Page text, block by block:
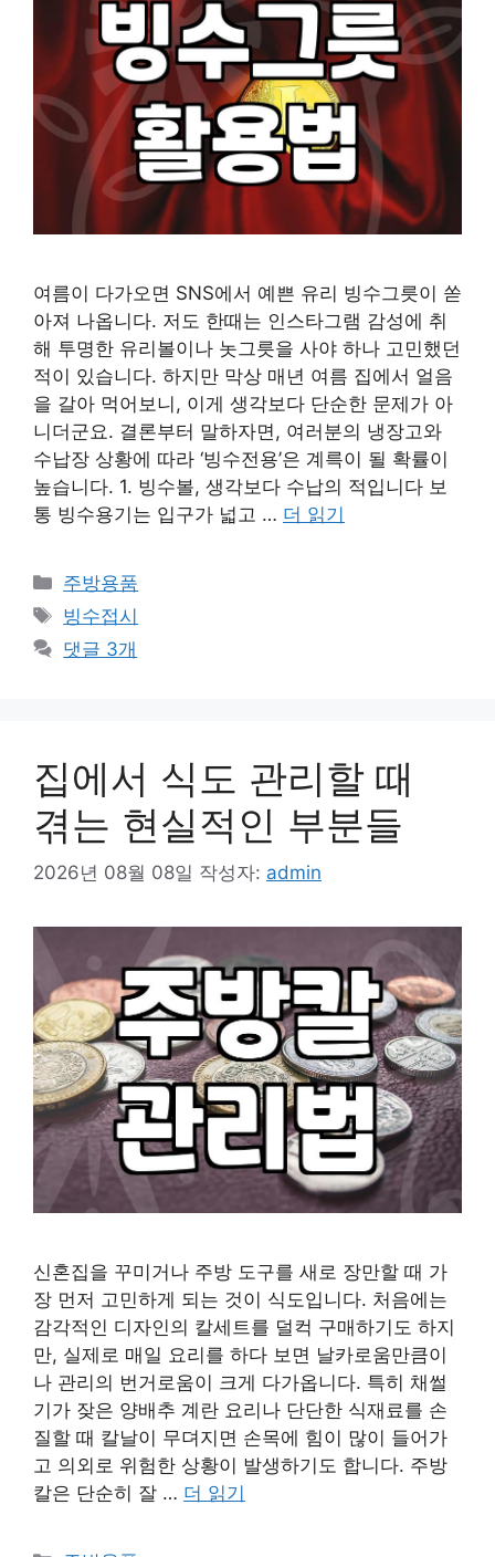
여름이 다가오면 SNS에서 예쁜 유리 빙수그릇이 쏟
아져 나옵니다. 저도 한때는 인스타그램 감성에 취
해 투명한 유리볼이나 놋그릇을 사야 하나 고민했던
적이 있습니다. 하지만 막상 매년 여름 집에서 얼음
을 갈아 먹어보니, 이게 생각보다 단순한 문제가 아
니더군요. 결론부터 말하자면, 여러분의 냉장고와
수납장 상황에 따라 ‘빙수전용’은 계륵이 될 확률이
높습니다. 1. 빙수볼, 생각보다 수납의 적입니다 보
통 빙수용기는 입구가 넓고 … 더 읽기
카
테
고
리
주방용품
태
그
빙수접시
댓글 3개
집에서 식도 관리할 때
겪는 현실적인 부분들
2026년 08월 08일 작성자: admin
신혼집을 꾸미거나 주방 도구를 새로 장만할 때 가
장 먼저 고민하게 되는 것이 식도입니다. 처음에는
감각적인 디자인의 칼세트를 덜컥 구매하기도 하지
만, 실제로 매일 요리를 하다 보면 날카로움만큼이
나 관리의 번거로움이 크게 다가옵니다. 특히 채썰
기가 잦은 양배추 계란 요리나 단단한 식재료를 손
질할 때 칼날이 무뎌지면 손목에 힘이 많이 들어가
고 의외로 위험한 상황이 발생하기도 합니다. 주방
칼은 단순히 잘 … 더 읽기